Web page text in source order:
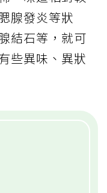
腺發炎等狀
結石等，就可
些異味、異狀